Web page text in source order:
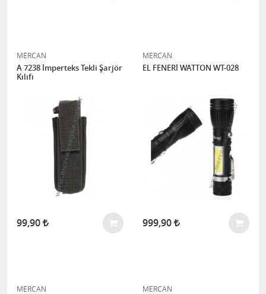
MERCAN
A 7238 İmperteks Tekli Şarjör
Kılıfı
99,90
MERCAN
EL FENERİ WATTON WT-028
999,90
MERCAN MERCAN